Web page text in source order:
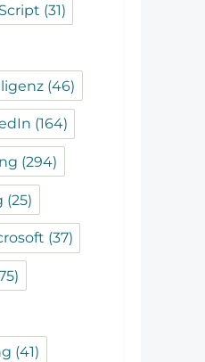
(31)
(46)
(164)
(294)
(25)
(37)
(41)